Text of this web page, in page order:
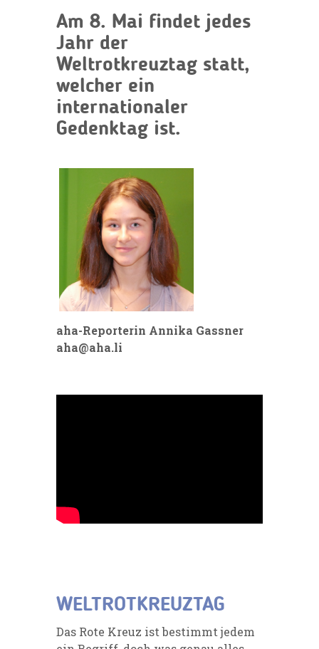
Am 8. Mai findet jedes
Jahr der
Weltrotkreuztag statt,
welcher ein
internationaler
Gedenktag ist.
aha-Reporterin Annika Gassner
aha@aha.li
WELTROTKREUZTAG
Das Rote Kreuz ist bestimmt jedem